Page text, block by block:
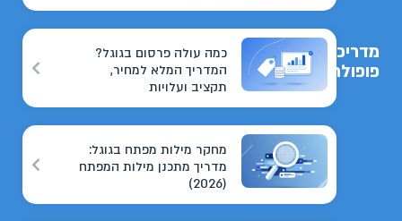
מדריכים
פופולריים
כמה עולה פרסום בגוגל?
המדריך המלא למחיר,
תקציב ועלויות
מחקר מילות מפתח בגוגל:
מדריך מתכנן מילות המפתח
(2026)